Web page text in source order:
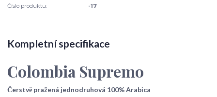
Číslo produktu: -17
Kompletní specifikace
Colombia Supremo
Čerstvě pražená jednodruhová 100% Arabica